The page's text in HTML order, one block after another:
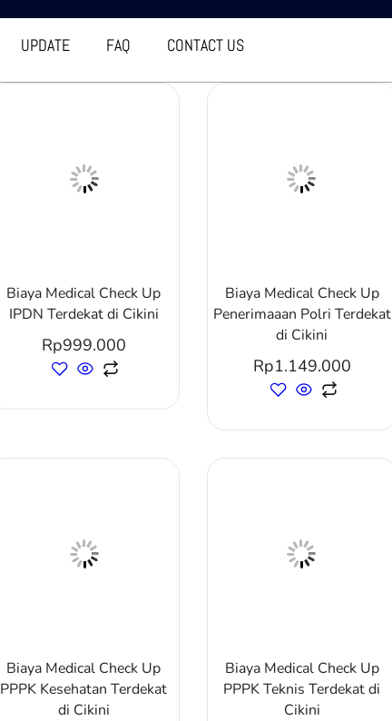
UPDATE FAQ CONTACT US
Biaya Medical Check Up
IPDN Terdekat di Cikini
Rp999.000
Biaya Medical Check Up
Penerimaaan Polri Terdekat
di Cikini
Rp1.149.000
Biaya Medical Check Up
PPPK Kesehatan Terdekat
di Cikini
Biaya Medical Check Up
PPPK Teknis Terdekat di
Cikini